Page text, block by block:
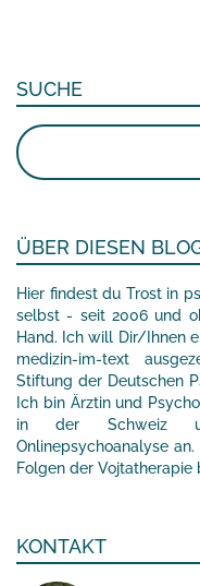
SUCHE
Suchen
nach:
ÜBER DIESEN
Hier findest du Trost in
selbst - seit 2006 und
Hand. Ich will Dir/Ihnen
medizin-im-text
Stiftung der Deutschen
Ich bin Ärztin und
in der Schweiz
Onlinepsychoanalyse
Folgen der Vojtatherapie
KONTAKT